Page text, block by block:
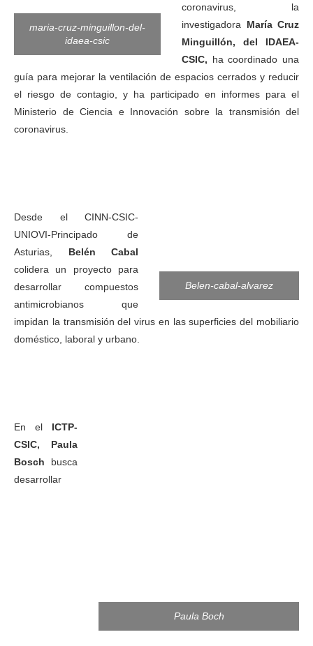
maria-cruz-minguillon-del-
idaea-csic
coronavirus, la
investigadora María Cruz
Minguillón, del IDAEA-
CSIC, ha coordinado una
guía para mejorar la ventilación de espacios cerrados y reducir
el riesgo de contagio, y ha participado en informes para el
Ministerio de Ciencia e Innovación sobre la transmisión del
coronavirus.
Belen-cabal-alvarez
Desde el CINN-CSIC-
UNIOVI-Principado de
Asturias, Belén Cabal
colidera un proyecto para
desarrollar compuestos
antimicrobianos que
impidan la transmisión del virus en las superficies del mobiliario
doméstico, laboral y urbano.
Paula Boch
En el ICTP-
CSIC, Paula
Bosch busca
desarrollar